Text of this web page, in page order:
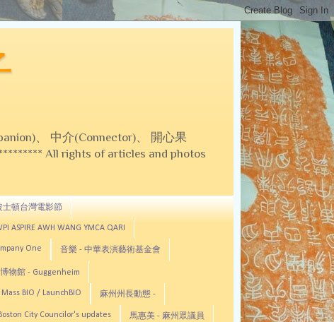
、 中介(Connector)、 開心果
All rights of articles and photos
頓台灣電影節
ASPIRE AWH WANG YMCA QARI
One 音樂 - 中華表演藝術基金會
博物館 - Guggenheim
Mass BIO / LaunchBIO 麻州州長動態 -
City Councilor's updates 馬惠美 - 麻州眾議員